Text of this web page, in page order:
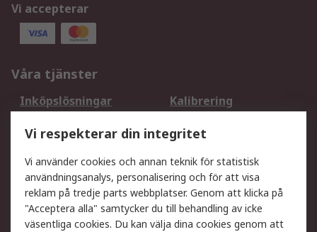
Vi accepterar
Våra tjänster
Inköpslösningar
Kalibrering
DesignSpark
Teknisk Support
Ditt lokala säljteam
Exportlösningar
Support
Få hjälp
Retur av varor
Vi respekterar din integritet
Vi använder cookies och annan teknik för statistisk
användningsanalys, personalisering och för att visa
reklam på tredje parts webbplatser. Genom att klicka på
"Acceptera alla" samtycker du till behandling av icke
väsentliga cookies. Du kan välja dina cookies genom att